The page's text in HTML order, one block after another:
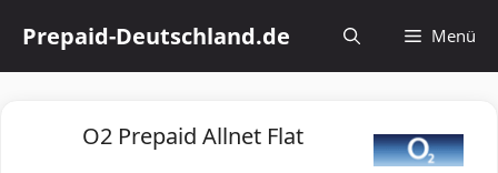
Inhalt
springen
Prepaid-Deutschland.de Menü
O2 Prepaid Allnet Flat